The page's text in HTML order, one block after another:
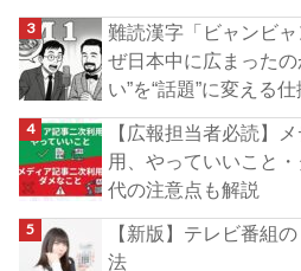
難読漢字「ビャンビ
ぜ日本中に広まった
い”を“話題”に変える
【広報担当者必読】
用、やっていいこと
代の注意点も解説
【新版】テレビ番組
法